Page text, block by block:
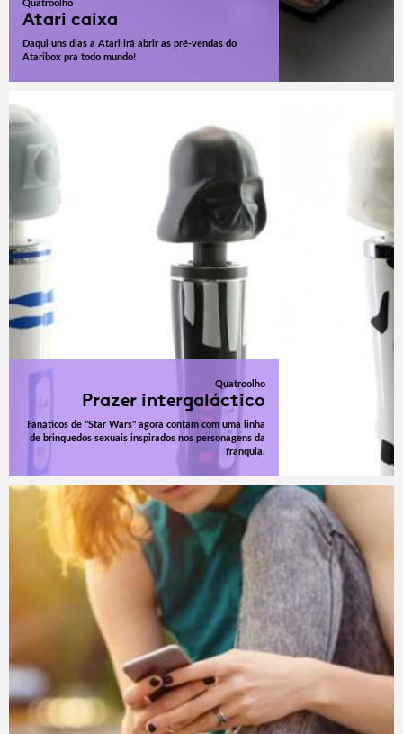
Quatroolho
Atari caixa
Daqui uns dias a Atari irá abrir as pré-vendas do
Ataribox pra todo mundo!
Quatroolho
Prazer intergaláctico
Fanáticos de "Star Wars" agora contam com uma linha
de brinquedos sexuais inspirados nos personagens da
franquia.